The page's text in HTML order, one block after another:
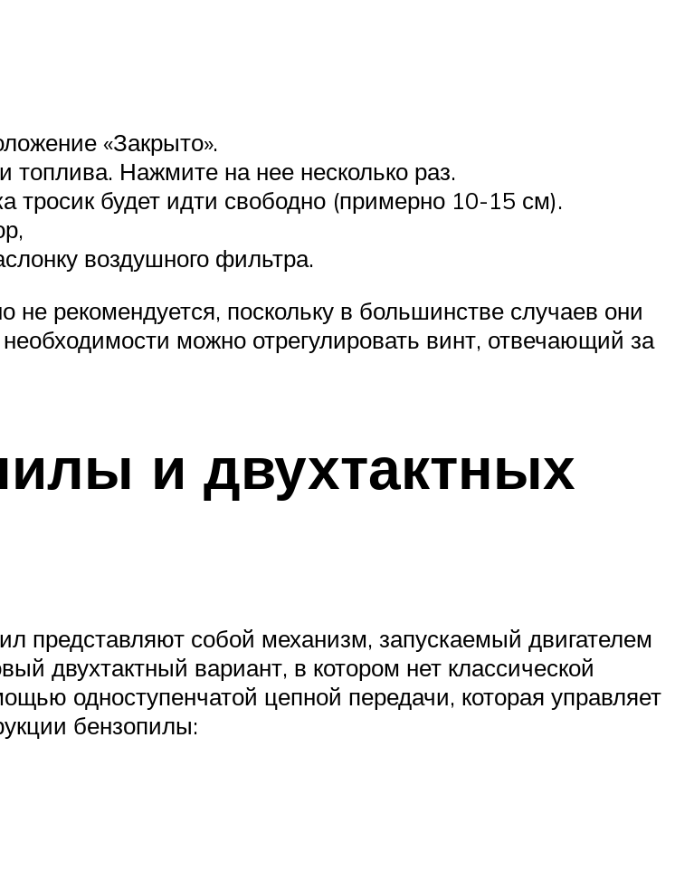
«Закрыто».
топлива. Нажмите на нее несколько раз.
тросик будет идти свободно (примерно 10-15 см).
воздушного фильтра.
не рекомендуется, поскольку в большинстве случаев они
можно отрегулировать винт, отвечающий за
и двухтактных
представляют собой механизм, запускаемый двигателем
двухтактный вариант, в котором нет классической
одноступенчатой ​​цепной передачи, которая управляет
бензопилы: